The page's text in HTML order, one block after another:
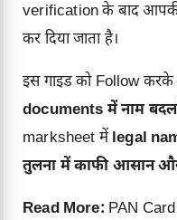
verification के बाद
कर दिया जाता है।
इस गाइड को Follow
documents में नाम बदलने
marksheet मेंlegal
तुलना में काफी आसान और
Read More: PAN